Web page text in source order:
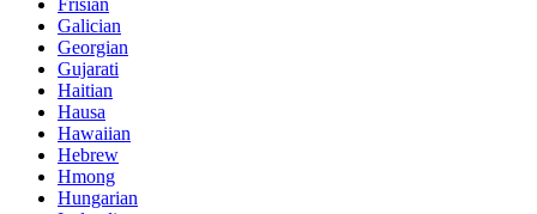
Galician
Georgian
Gujarati
Haitian
Hausa
Hawaiian
Hebrew
Hmong
Hungarian